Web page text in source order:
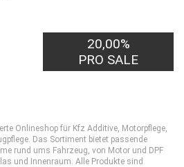
20,00%
PRO SALE
Onlineshop für Kfz Additive, Motorpflege,
Das Sortiment bietet passende
rund ums Fahrzeug, von Motor und DPF
und Innenraum. Alle Produkte sind